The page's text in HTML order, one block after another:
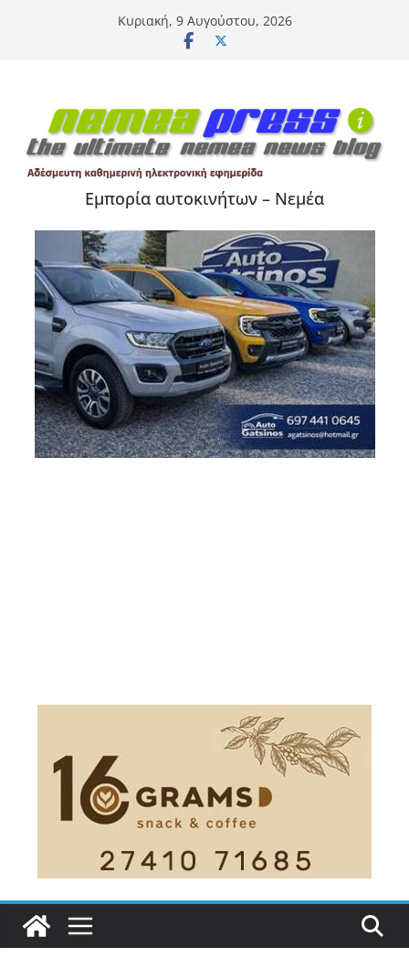
Κυριακή, 9 Αυγούστου, 2026
Εμπορία αυτοκινήτων – Νεμέα